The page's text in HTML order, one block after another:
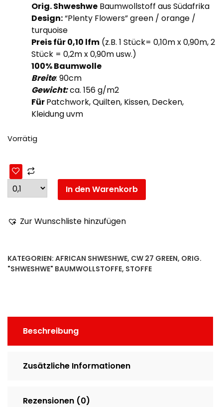
Orig. Shweshwe Baumwollstoff aus Südafrika
Design:“Plenty Flowers” green / orange /
turquoise
Preis für 0,10 lfm (z.B. 1 Stück= 0,10m x 0,90m, 2
Stück = 0,2m x 0,90m usw.)
100% Baumwolle
Breite: 90cm
Gewicht:ca. 156 g/m2
FürPatchwork, Quilten, Kissen, Decken,
Kleidung uvm
Vorrätig
In den Warenkorb
Zur Wunschliste hinzufügen
KATEGORIEN: AFRICAN SHWESHWE, CW 27 GREEN, ORIG.
"SHWESHWE" BAUMWOLLSTOFFE, STOFFE
Beschreibung
Zusätzliche Informationen
Rezensionen (0)